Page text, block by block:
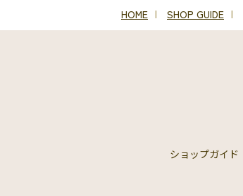
HOME SHOP GUIDE
ショップガイド